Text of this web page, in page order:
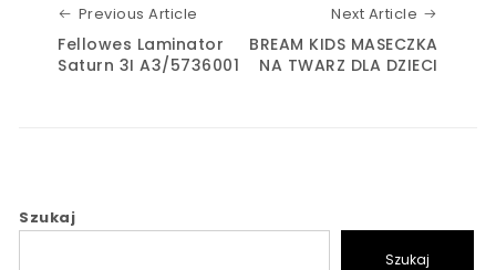
Previous Article
Fellowes Laminator
Saturn 3I A3/5736001
Next Article
BREAM KIDS MASECZKA
NA TWARZ DLA DZIECI
Szukaj
Szukaj